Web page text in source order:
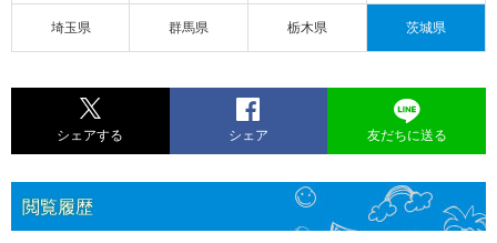
埼玉県 群馬県 栃木県 茨城県
シェアする シェア 友だちに送る
閲覧履歴